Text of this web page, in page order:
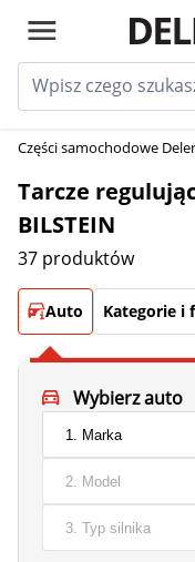
Części samochodowe
Tarcze
BILSTEIN
37 produktów
Auto Kategorie i
Wybierz auto